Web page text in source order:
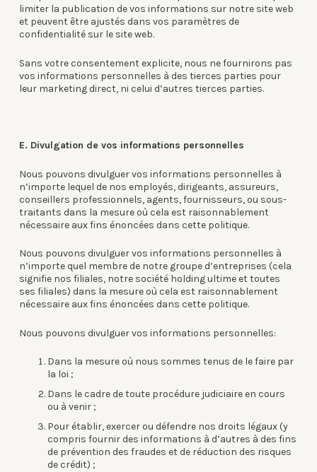
limiter la publication de vos informations sur notre site web
et peuvent être ajustés dans vos paramètres de
confidentialité sur le site web.
Sans votre consentement explicite, nous ne fournirons pas
vos informations personnelles à des tierces parties pour
leur marketing direct, ni celui d’autres tierces parties.
E. Divulgation de vos informations personnelles
Nous pouvons divulguer vos informations personnelles à
n’importe lequel de nos employés, dirigeants, assureurs,
conseillers professionnels, agents, fournisseurs, ou sous-
traitants dans la mesure où cela est raisonnablement
nécessaire aux fins énoncées dans cette politique.
Nous pouvons divulguer vos informations personnelles à
n’importe quel membre de notre groupe d’entreprises (cela
signifie nos filiales, notre société holding ultime et toutes
ses filiales) dans la mesure où cela est raisonnablement
nécessaire aux fins énoncées dans cette politique.
Nous pouvons divulguer vos informations personnelles:
Dans la mesure où nous sommes tenus de le faire par
la loi ;
Dans le cadre de toute procédure judiciaire en cours
ou à venir ;
Pour établir, exercer ou défendre nos droits légaux (y
compris fournir des informations à d’autres à des fins
de prévention des fraudes et de réduction des risques
de crédit) ;